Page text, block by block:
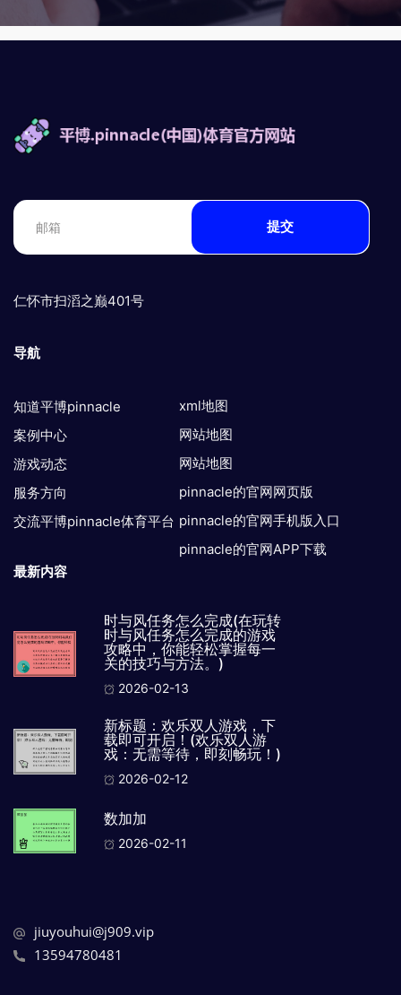
提交
仁怀市扫滔之巅401号
导航
知道平博pinnacle
案例中心
游戏动态
服务方向
交流平博pinnacle体育平台
xml地图
网站地图
网站地图
pinnacle的官网网页版
pinnacle的官网手机版入口
pinnacle的官网APP下载
最新内容
时与风任务怎么完成(在玩转
时与风任务怎么完成的游戏
攻略中，你能轻松掌握每一
关的技巧与方法。)
2026-02-13
新标题：欢乐双人游戏，下
载即可开启！(欢乐双人游
戏：无需等待，即刻畅玩！)
2026-02-12
数加加
2026-02-11
jiuyouhui@j909.vip
13594780481